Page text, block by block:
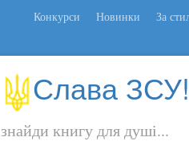
Конкурси Новинки За
Слава ЗСУ!
знайди книгу для душі...